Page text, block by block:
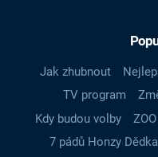
Jak zhubnout
TV program
Kdy budou volby
7 pádů Honzy Dědka